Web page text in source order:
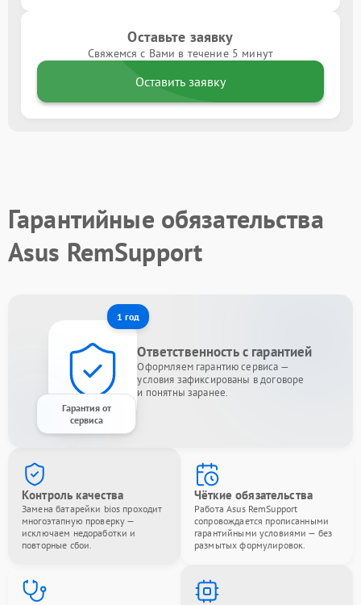
Оставьте заявку
Свяжемся с Вами в течение 5 минут
Оставить заявку
Гарантийные обязательства
Asus RemSupport
1 год
Гарантия от
сервиса
Ответственность с гарантией
Оформляем гарантию сервиса —
условия зафиксированы в договоре
и понятны заранее.
Контроль качества
Замена батарейки bios проходит
многоэтапную проверку —
исключаем недоработки и
повторные сбои.
Чёткие обязательства
Работа Asus RemSupport
сопровождается прописанными
гарантийными условиями — без
размытых формулировок.